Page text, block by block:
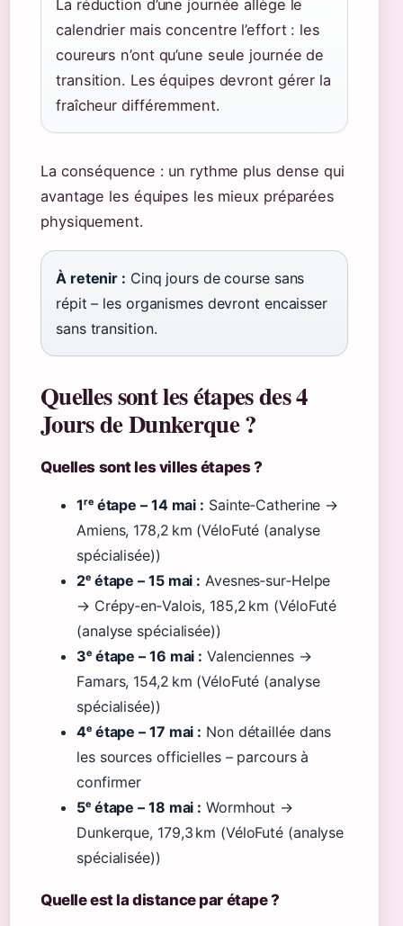
La réduction d’une journée allège le
calendrier mais concentre l’effort : les
coureurs n’ont qu’une seule journée de
transition. Les équipes devront gérer la
fraîcheur différemment.
La conséquence : un rythme plus dense qui
avantage les équipes les mieux préparées
physiquement.
À retenir : Cinq jours de course sans
répit – les organismes devront encaisser
sans transition.
Quelles sont les étapes des 4
Jours de Dunkerque ?
Quelles sont les villes étapes ?
1ʳᵉ étape – 14 mai : Sainte‑Catherine →
Amiens, 178,2 km (VéloFuté (analyse
spécialisée))
2ᵉ étape – 15 mai : Avesnes‑sur‑Helpe
→ Crépy‑en‑Valois, 185,2 km (VéloFuté
(analyse spécialisée))
3ᵉ étape – 16 mai : Valenciennes →
Famars, 154,2 km (VéloFuté (analyse
spécialisée))
4ᵉ étape – 17 mai : Non détaillée dans
les sources officielles – parcours à
confirmer
5ᵉ étape – 18 mai : Wormhout →
Dunkerque, 179,3 km (VéloFuté (analyse
spécialisée))
Quelle est la distance par étape ?